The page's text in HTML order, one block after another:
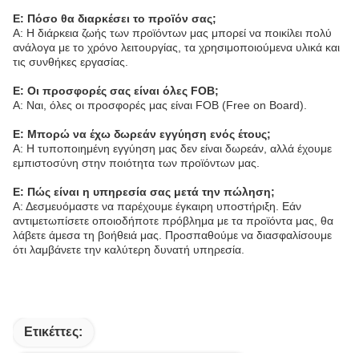
Ε: Πόσο θα διαρκέσει το προϊόν σας;
Α: Η διάρκεια ζωής των προϊόντων μας μπορεί να ποικίλει πολύ
ανάλογα με το χρόνο λειτουργίας, τα χρησιμοποιούμενα υλικά και
τις συνθήκες εργασίας.
Ε: Οι προσφορές σας είναι όλες FOB;
Α: Ναι, όλες οι προσφορές μας είναι FOB (Free on Board).
Ε: Μπορώ να έχω δωρεάν εγγύηση ενός έτους;
Α: Η τυποποιημένη εγγύηση μας δεν είναι δωρεάν, αλλά έχουμε
εμπιστοσύνη στην ποιότητα των προϊόντων μας.
Ε: Πώς είναι η υπηρεσία σας μετά την πώληση;
Α: Δεσμευόμαστε να παρέχουμε έγκαιρη υποστήριξη. Εάν
αντιμετωπίσετε οποιοδήποτε πρόβλημα με τα προϊόντα μας, θα
λάβετε άμεσα τη βοήθειά μας. Προσπαθούμε να διασφαλίσουμε
ότι λαμβάνετε την καλύτερη δυνατή υπηρεσία.
Ετικέττες: